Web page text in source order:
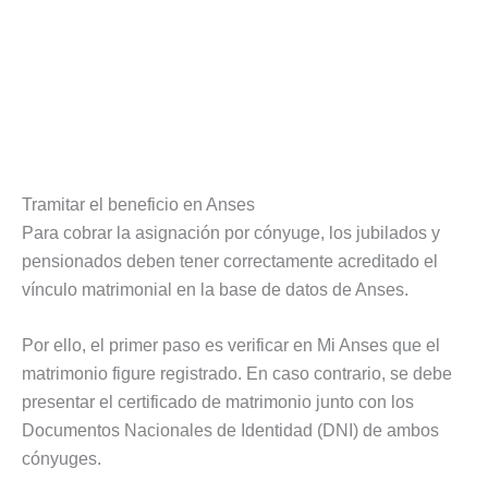
Tramitar el beneficio en Anses
Para cobrar la asignación por cónyuge, los jubilados y
pensionados deben tener correctamente acreditado el
vínculo matrimonial en la base de datos de Anses.
Por ello, el primer paso es verificar en Mi Anses que el
matrimonio figure registrado. En caso contrario, se debe
presentar el certificado de matrimonio junto con los
Documentos Nacionales de Identidad (DNI) de ambos
cónyuges.